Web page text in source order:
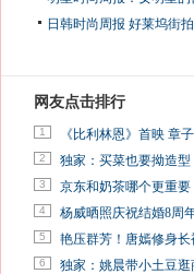
日韩时尚周报 好莱坞街
网友点击排行
1 《比利林恩》首映 章
2 独家：买菜也要拗造
3 京东和奶茶哪个更重要
4 杨威晒照庆祝结婚8周
5 艳压群芳！唐嫣修身
6 独家：姚晨带小土豆